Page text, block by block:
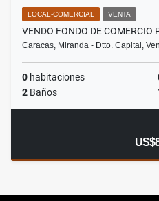
LOCAL-COMERCIAL VENTA
VENDO FONDO DE COMERCIO
Caracas, Miranda - Dtto. Capital,
0 habitaciones
2 Baños